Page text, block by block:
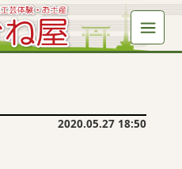
2020.05.27 18:50